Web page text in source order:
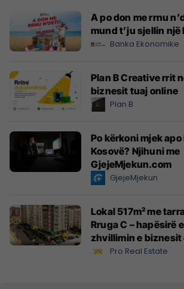
A po don me rrnu
mund t’ju sjellin një
Banka Ekonomike
Plan B Creative rrit
biznesit tuaj online
Plan B
Po kërkoni mjek
Kosovë? Njihuni me
GjejeMjekun.com
GjejeMjekun
Lokal 517m² me
Rruga C – hapësirë
zhvillimin e biznesit
Pro Real Estate